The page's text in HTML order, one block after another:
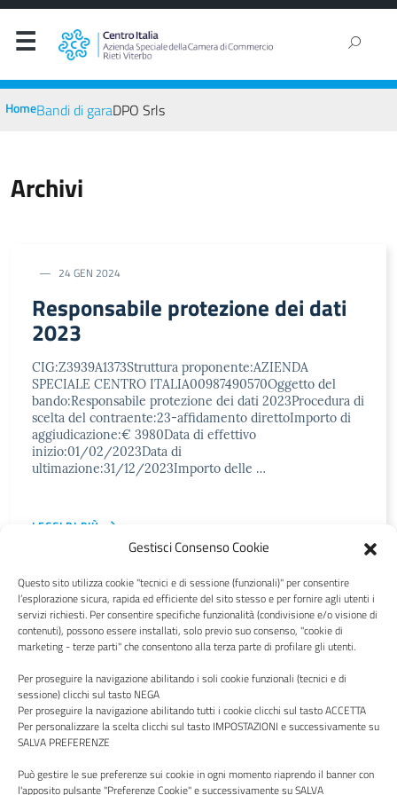
Gestisci Consenso Cookie
Questo sito utilizza cookie "tecnici e di sessione (funzionali)" per consentire
l’esplorazione sicura, rapida ed efficiente del sito stesso e per fornire agli utenti i
servizi richiesti. Per consentire specifiche funzionalità (condivisione e/o visione di
contenuti), possono essere installati, solo previo suo consenso, "cookie di
marketing - terze parti" che consentono alla terza parte di profilare gli utenti.
Per proseguire la navigazione abilitando i soli cookie funzionali (tecnici e di
sessione) clicchi sul tasto NEGA
Per proseguire la navigazione abilitando tutti i cookie clicchi sul tasto ACCETTA
Per personalizzare la scelta clicchi sul tasto IMPOSTAZIONI e successivamente su
SALVA PREFERENZE
Può gestire le sue preferenze sui cookie in ogni momento riaprendo il banner con
l'apposito pulsante "Preferenze Cookie" e successivamente su SALVA
HomeBandi di garaDPO Srls
Archivi
24 GEN 2024
Responsabile protezione dei dati
2023
CIG:Z3939A1373Struttura proponente:AZIENDA
SPECIALE CENTRO ITALIA00987490570Oggetto del
bando:Responsabile protezione dei dati 2023Procedura di
scelta del contraente:23-affidamento direttoImporto di
aggiudicazione:€ 3980Data di effettivo
inizio:01/02/2023Data di
ultimazione:31/12/2023Importo delle …
LEGGI DI PIÙ
Centro Italia
Via P. Borsellino, 16 - 02100 Rieti - Viale Trieste, 127, 01100
Viterbo